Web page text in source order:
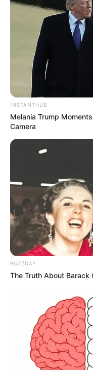
INSTANTHUB
Melania Trump
Camera
BUZZDAY
The Truth About Barack